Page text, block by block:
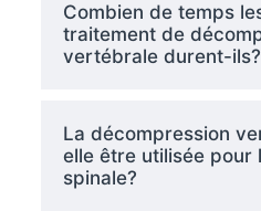
Combien de temps
traitement de
vertébrale durent-ils?
La décompression
elle être utilisée pour
spinale?